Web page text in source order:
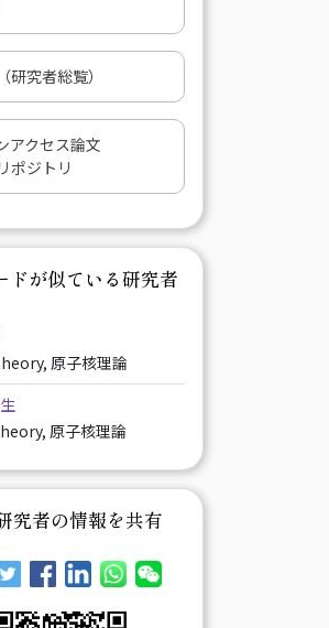
研究者総覧）
アクセス論文
ポジトリ
ドが似ている研究者
原子核理論
原子核理論
究者の情報を共有